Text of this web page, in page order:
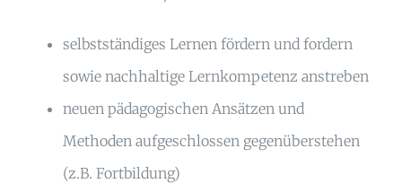
selbstständiges Lernen fördern und fordern
sowie nachhaltige Lernkompetenz anstreben
neuen pädagogischen Ansätzen und
Methoden aufgeschlossen gegenüberstehen
(z.B. Fortbildung)